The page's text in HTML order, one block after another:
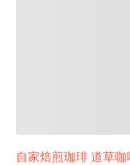
自家焙煎珈琲 道草咖